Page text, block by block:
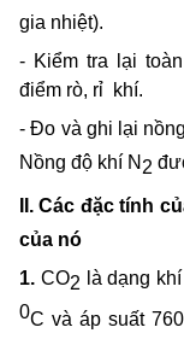
gia nhiệt).
- Kiểm tra lại
điểm rò, rỉ khí.
- Đo và ghi lại
Nồng độ khí N 2
II. Các đặc tính
của nó
1. CO2 là dạng
0C và áp suất